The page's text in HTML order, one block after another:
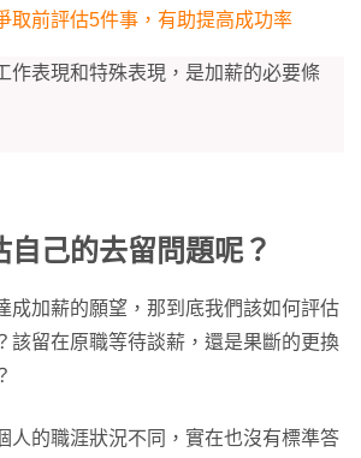
取前評估5件事，有助提高成功率
作表現和特殊表現，是加薪的必要條
自己的去留問題呢？
成加薪的願望，那到底我們該如何評估
該留在原職等待談薪，還是果斷的更換
人的職涯狀況不同，實在也沒有標準答